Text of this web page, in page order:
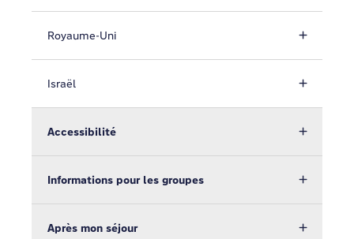
Royaume-Uni
Israël
Accessibilité
Informations pour les groupes
Après mon séjour